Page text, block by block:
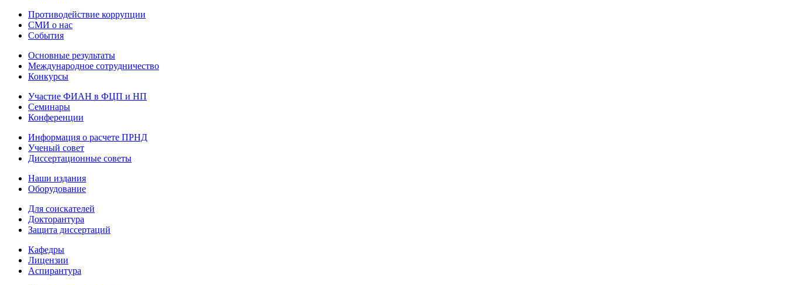
Противодействие коррупции
СМИ о нас
События
Основные результаты
Международное сотрудничество
Конкурсы
Участие ФИАН в ФЦП и НП
Семинары
Конференции
Информация о расчете ПРНД
Ученый совет
Диссертационные советы
Наши издания
Оборудование
Для соискателей
Докторантура
Защита диссертаций
Кафедры
Лицензии
Аспирантура